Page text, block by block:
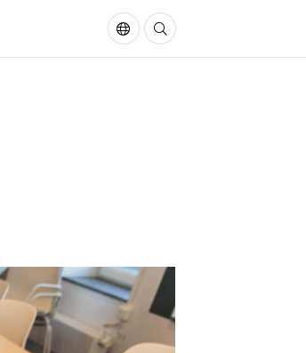
In EnglishSök på sidan